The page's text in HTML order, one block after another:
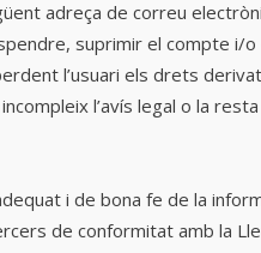
adreça de correu
suprimir el compte i/
l’usuari els drets
l’avís legal o la
i de bona fe de la
de conformitat amb la